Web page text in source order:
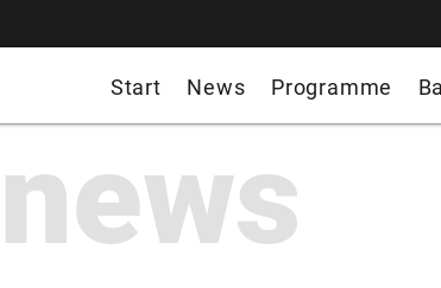
Start News Programme
news